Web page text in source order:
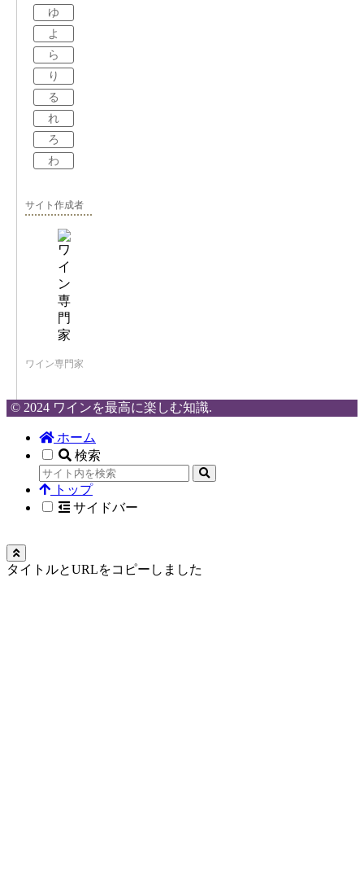
ゆ
よ
ら
り
る
れ
ろ
わ
サイト作成者
ワイン専門家
© 2024 ワインを最高に楽しむ知識.
ホーム
検索
トップ
サイドバー
タイトルとURLをコピーしました